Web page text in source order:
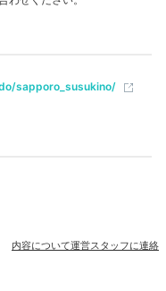
sapporo_susukino/
内容について運営スタッフに連絡